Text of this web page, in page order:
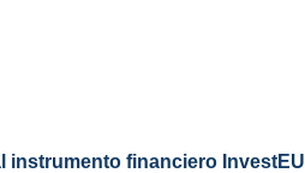
instrumento financiero InvestEU